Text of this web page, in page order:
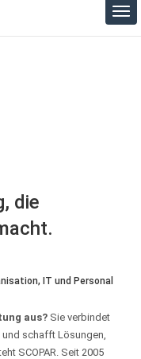
die
IT und Personal
aus? Sie verbindet
schafft Lösungen,
SCOPAR. Seit 2005